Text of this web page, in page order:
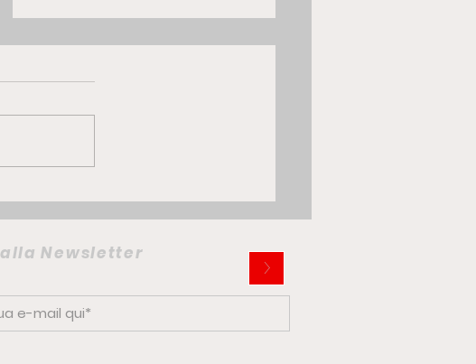
FIAT Multiplina: la citycar
elettrica che potrebbe
cambiare la mobilità
Newsletter >